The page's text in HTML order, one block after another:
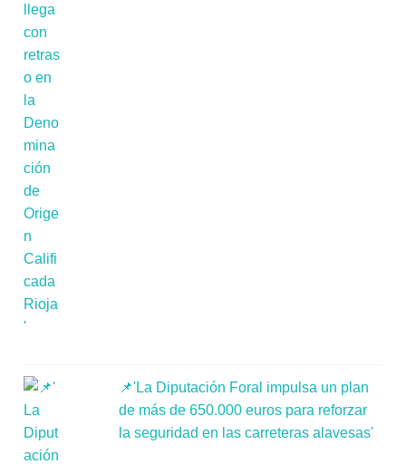
📌'La Diputación Foral impulsa un plan
de más de 650.000 euros para reforzar
la seguridad en las carreteras alavesas'